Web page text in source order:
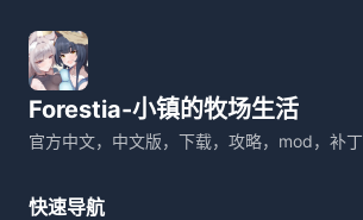
Forestia-小镇的牧场生活
官方中文，中文版，下载，攻略，mod，补丁
快速导航